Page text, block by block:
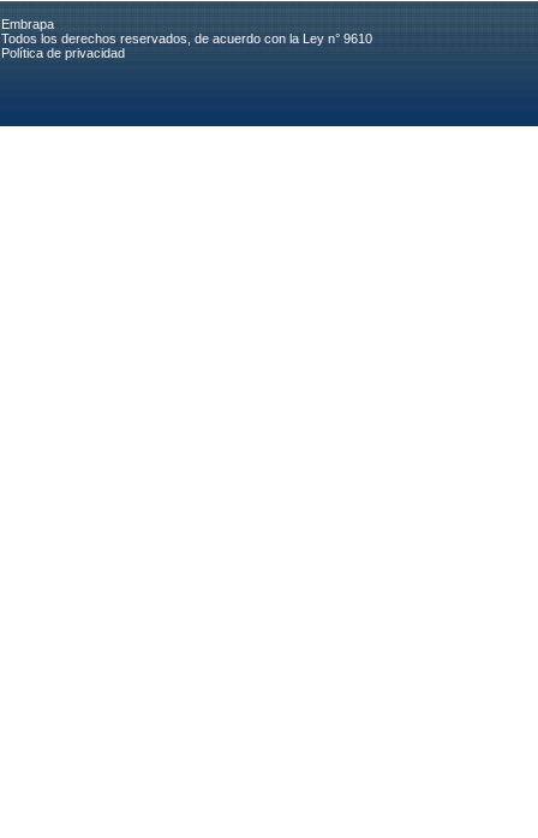
Embrapa
Todos los derechos reservados, de acuerdo con la Ley n° 9610
Política de privacidad